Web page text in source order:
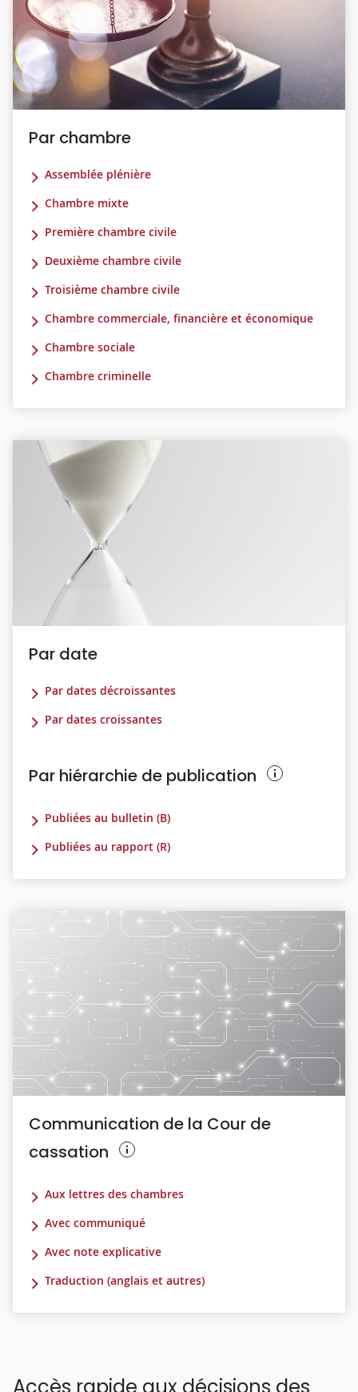
Par chambre
Assemblée plénière
Chambre mixte
Première chambre civile
Deuxième chambre civile
Troisième chambre civile
Chambre commerciale, financière et économique
Chambre sociale
Chambre criminelle
Par date
Par dates décroissantes
Par dates croissantes
Par hiérarchie de publication
Publiées au bulletin (B)
Publiées au rapport (R)
Communication de la Cour de
cassation
Aux lettres des chambres
Avec communiqué
Avec note explicative
Traduction (anglais et autres)
Accès rapide aux décisions des